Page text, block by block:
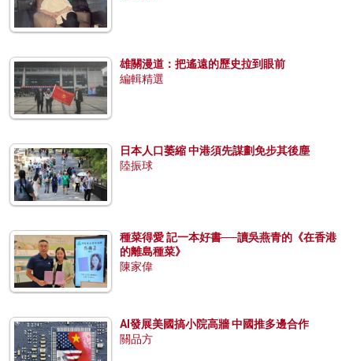
雄關漫道：把遙遠的歷史拉到眼前
編輯精選
日本人口萎縮 中港須先謀劃免步其後塵
陸振球
種菜得愛 記一本好書──讀吳燕青的《在香港
的離島種菜》
陳家偉
AI發展美國搞小院高牆 中國推多邊合作
關品方